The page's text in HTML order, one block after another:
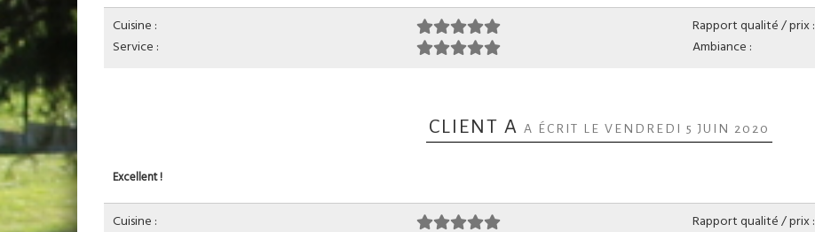
Cuisine :
Rapport qualité / prix :
Service :
Ambiance :
CLIENT A A ÉCRIT LE VENDREDI 5 JUIN 2020
Excellent !
Cuisine :
Rapport qualité / prix :